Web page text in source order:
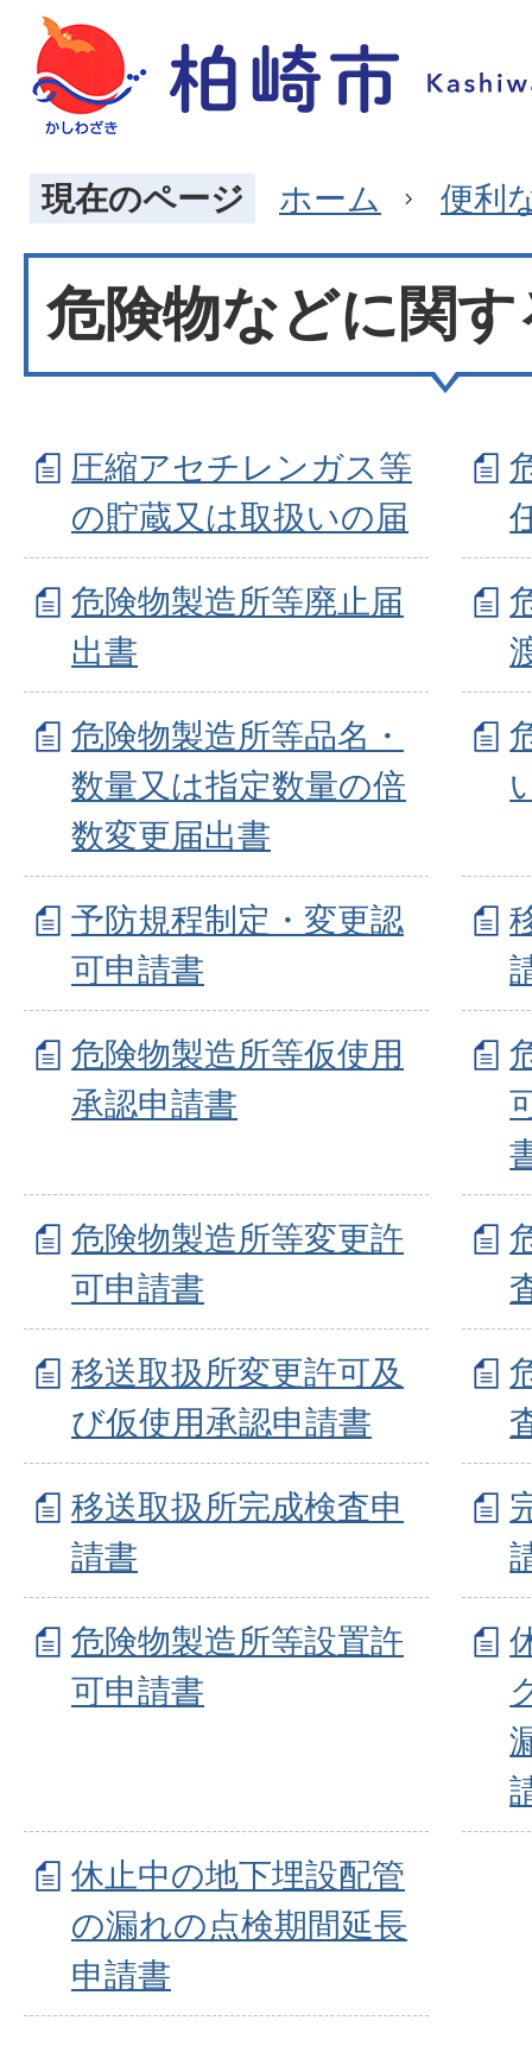
現在のページ ホーム 便利
危険物などに関
圧縮アセチレンガス等
の貯蔵又は取扱いの届
危険物製造所等廃止届
出書
危険物製造所等品名・
数量又は指定数量の倍
数変更届出書
予防規程制定・変更認
可申請書
危険物製造所等仮使用
承認申請書
危険物製造所等変更許
可申請書
移送取扱所変更許可及
び仮使用承認申請書
移送取扱所完成検査申
請書
危険物製造所等設置許
可申請書
休止中の地下埋設配管
の漏れの点検期間延長
申請書